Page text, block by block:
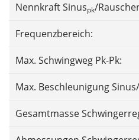
Nennkraft Sinuspk/
Frequenzbereich:
Max. Schwingweg Pk-Pk:
Max. Beschleunigung
Gesamtmasse